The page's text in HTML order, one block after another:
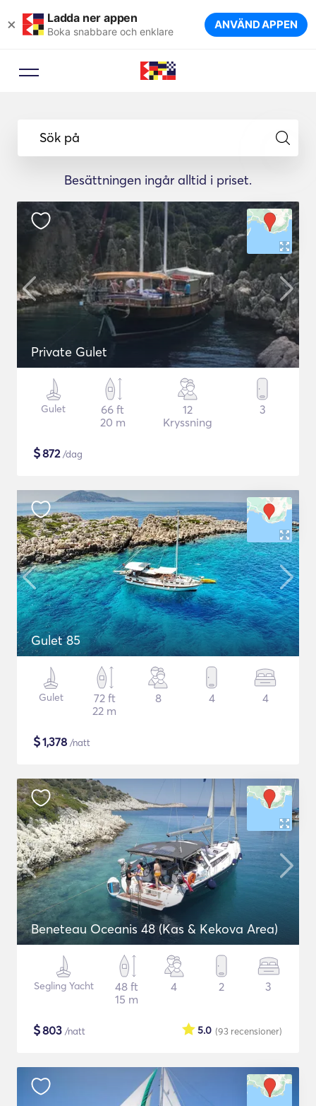
× Ladda ner appen
Boka snabbare och enklare ANVÄND APPEN
Sök på
Besättningen ingår alltid i priset.
Private Gulet
Gulet
66 ft
20 m
12
Kryssning
3
$872/dag
Gulet 85
Gulet
72 ft
22 m
8 4 4
$1,378 /natt
Beneteau Oceanis 48 (Kas & Kekova Area)
Segling Yacht
48 ft
15 m
4 2 3
$803 /natt (93 recensioner)
5.0